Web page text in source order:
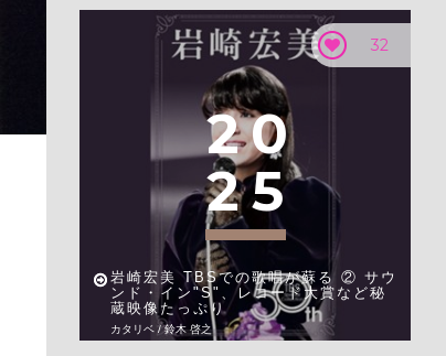
32
20
25
岩崎宏美 TBSでの歌唱が蘇る ② サウ
ンド・イン"S"、レコード大賞など秘
蔵映像たっぷり
カタリベ / 鈴木 啓之